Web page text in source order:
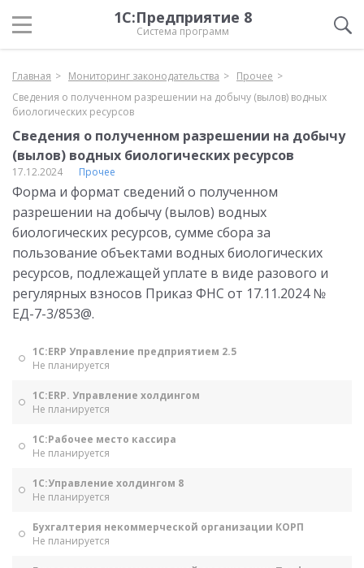
1С:Предприятие 8
Система программ
Главная Мониторинг законодательства
Прочее
Сведения о полученном разрешении на добычу (вылов) водных
биологических ресурсов
Сведения о полученном разрешении на добычу
(вылов) водных биологических ресурсов
17.12.2024 Прочее
Форма и формат сведений о полученном
разрешении на добычу (вылов) водных
биологических ресурсов, сумме сбора за
пользование объектами водных биологических
ресурсов, подлежащей уплате в виде разового и
регулярных взносов Приказ ФНС от 17.11.2024 №
ЕД-7-3/853@.
1С:ERP Управление предприятием 2.5
Не планируется
1С:ERP. Управление холдингом
Не планируется
1С:Рабочее место кассира
Не планируется
1С:Управление холдингом 8
Не планируется
Бухгалтерия некоммерческой организации КОРП
Не планируется